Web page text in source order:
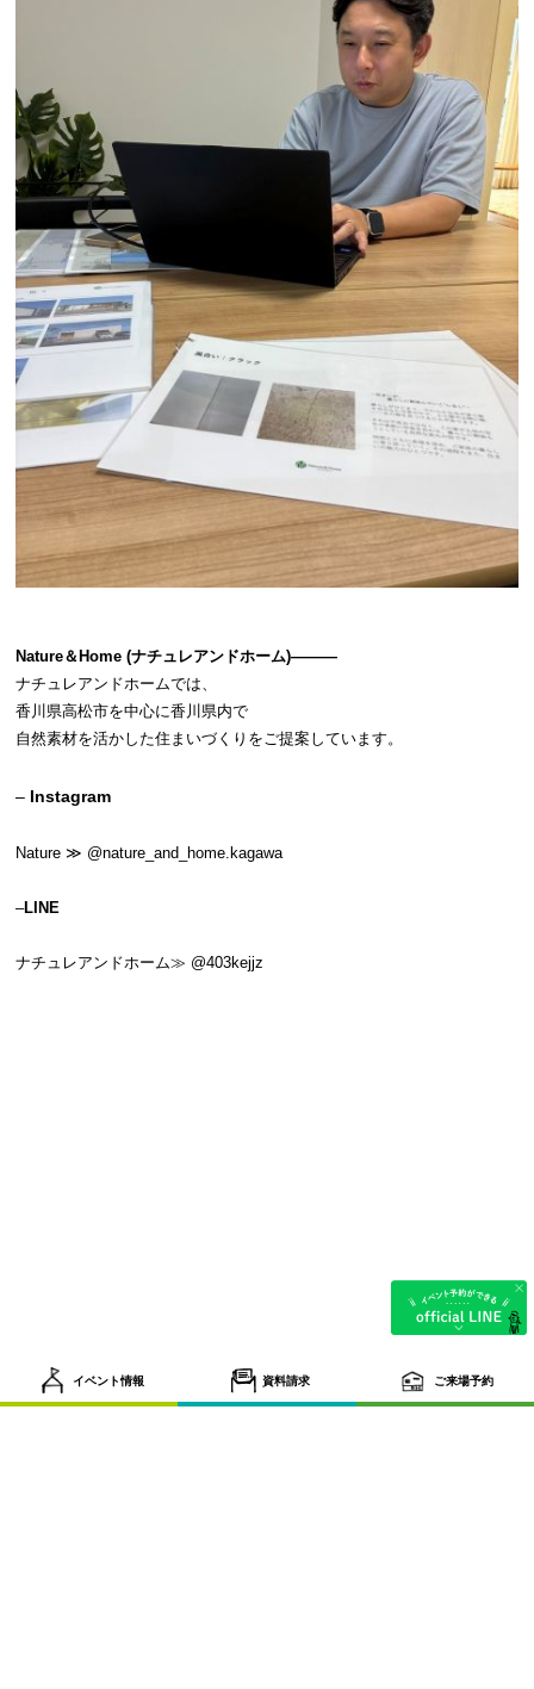
Nature＆Home (ナチュレアンドホーム)———
ナチュレアンドホームでは、
香川県高松市を中心に香川県内で
自然素材を活かした住まいづくりをご提案しています。
– Instagram
Nature ≫ @nature_and_home.kagawa
–LINE
ナチュレアンドホーム≫ @403kejjz
イベント情報 資料請求 ご来場予約